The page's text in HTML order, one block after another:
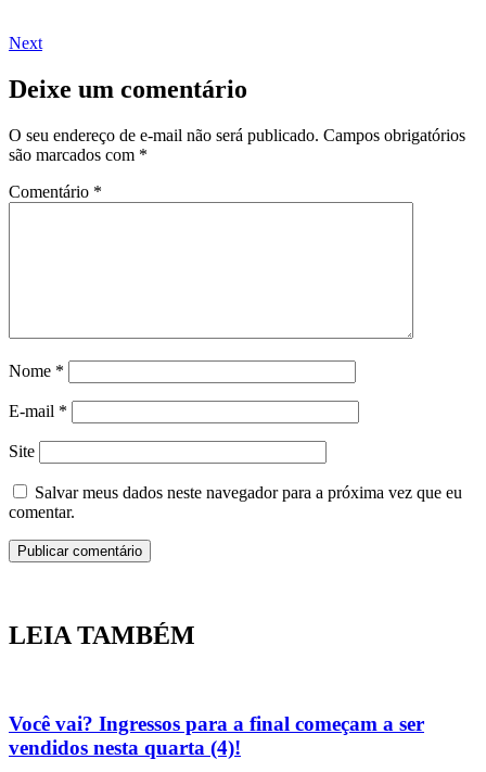
Next
Deixe um comentário
O seu endereço de e-mail não será publicado. Campos obrigatórios
são marcados com *
Comentário *
Nome *
E-mail *
Site
Salvar meus dados neste navegador para a próxima vez que eu
comentar.
LEIA TAMBÉM
Você vai? Ingressos para a final começam a ser
vendidos nesta quarta (4)!